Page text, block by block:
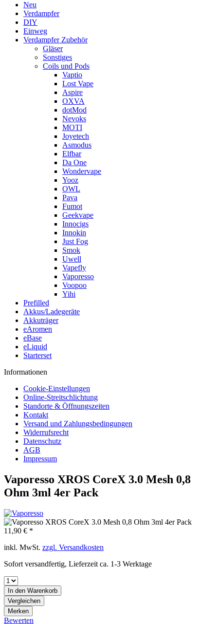
Neu
Verdampfer
DIY
Einweg
Verdampfer Zubehör
Gläser
Sonstiges
Coils und Pods
Vaptio
Lost Vape
Aspire
OXVA
dotMod
Nevoks
MOTI
Joyetech
Asmodus
Elfbar
Da One
Wondervape
Yooz
OWL
Pava
Fumot
Geekvape
Innocigs
Innokin
Just Fog
Smok
Uwell
Vapefly
Vaporesso
Voopoo
Yihi
Prefilled
Akkus/Ladegeräte
Akkuträger
eAromen
eBase
eLiquid
Starterset
Informationen
Cookie-Einstellungen
Online-Streitschlichtung
Standorte & Öffnungszeiten
Kontakt
Versand und Zahlungsbedingungen
Widerrufsrecht
Datenschutz
AGB
Impressum
Vaporesso XROS CoreX 3.0 Mesh 0,8
Ohm 3ml 4er Pack
11,90 € *
inkl. MwSt. zzgl. Versandkosten
Sofort versandfertig, Lieferzeit ca. 1-3 Werktage
In den Warenkorb
Vergleichen
Merken
Bewerten